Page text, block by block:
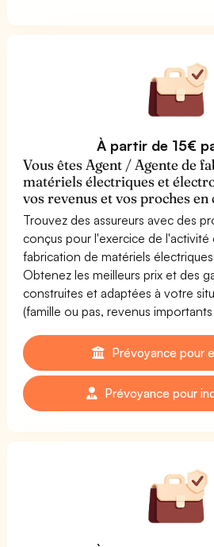
À partir de 15€
Vous êtes Agent / Agente de
matériels électriques et
vos revenus et vos proches en
Trouvez des assureurs avec des
conçus pour l'exercice de
fabrication de matériels
Obtenez les meilleurs prix et des
construites et adaptées à votre
(famille ou pas, revenus
Prévoyance pour
Prévoyance pour